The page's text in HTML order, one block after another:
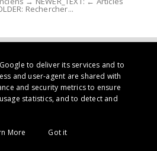
Rechercher...
Albi France | All Rights Reserved
to deliver its services and to
and user-agent are shared with
and security metrics to ensure
statistics, and to detect and
More Got it